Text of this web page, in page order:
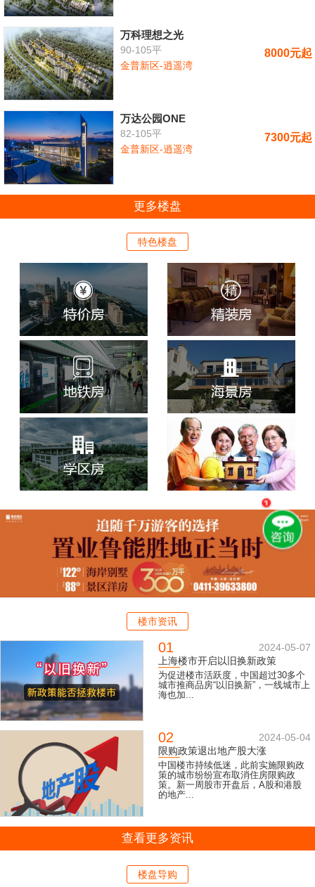
万科理想之光
90-105平
金普新区-逍遥湾
8000元起
万达公园ONE
82-105平
金普新区-逍遥湾
7300元起
更多楼盘
特色楼盘
楼市资讯
01
2024-05-07
上海楼市开启以旧换新政策
为促进楼市活跃度，中国超过30多个
城市推商品房“以旧换新”，一线城市上
海也加...
02
2024-05-04
限购政策退出地产股大涨
中国楼市持续低迷，此前实施限购政
策的城市纷纷宣布取消住房限购政
策。新一周股市开盘后，A股和港股
的地产...
查看更多资讯
楼盘导购